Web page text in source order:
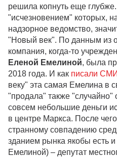
решила копнуть еще
"исчезновением" которых,
надзорное ведомство,
"Новый век". По данным из
компания, когда-то
Еленой Емелиной, была
2018 года. И как писали СМИ
веку" эта самая Емелина в
"продала" также "случайно"
совсем небольшие деньги
в центре Маркса. После
странному совпадению
зданием рынка якобы есть
Емелиной) – депутат